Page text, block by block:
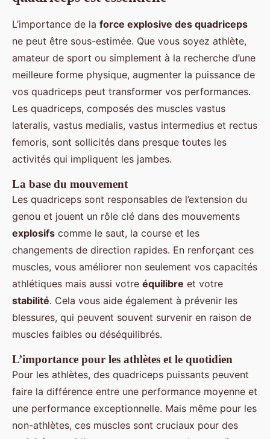
L’importance de la force explosive des quadriceps
ne peut être sous-estimée. Que vous soyez athlète,
amateur de sport ou simplement à la recherche d’une
meilleure forme physique, augmenter la puissance de
vos quadriceps peut transformer vos performances.
Les quadriceps, composés des muscles vastus
lateralis, vastus medialis, vastus intermedius et rectus
femoris, sont sollicités dans presque toutes les
activités qui impliquent les jambes.
La base du mouvement
Les quadriceps sont responsables de l’extension du
genou et jouent un rôle clé dans des mouvements
explosifs comme le saut, la course et les
changements de direction rapides. En renforçant ces
muscles, vous améliorer non seulement vos capacités
athlétiques mais aussi votre équilibre et votre
stabilité. Cela vous aide également à prévenir les
blessures, qui peuvent souvent survenir en raison de
muscles faibles ou déséquilibrés.
L’importance pour les athlètes et le quotidien
Pour les athlètes, des quadriceps puissants peuvent
faire la différence entre une performance moyenne et
une performance exceptionnelle. Mais même pour les
non-athlètes, ces muscles sont cruciaux pour des